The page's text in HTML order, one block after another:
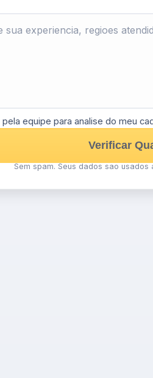
equipe para analise do meu
Verificar
Sem spam. Seus dados sao